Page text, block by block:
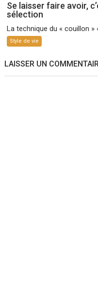
Se laisser faire avoir,
sélection
La technique du « couillon »
Style de vie
LAISSER UN